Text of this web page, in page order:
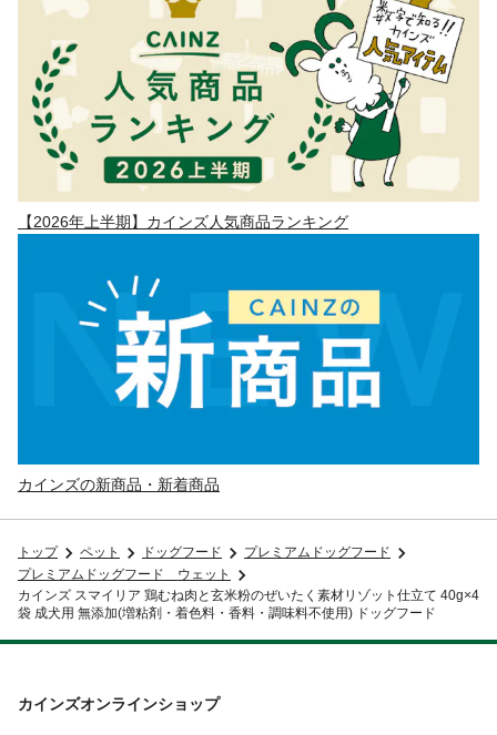
【2026年上半期】カインズ人気商品ランキング
カインズの新商品・新着商品
トップ ペット ドッグフード
プレミアムドッグフード
プレミアムドッグフード ウェット
カインズ スマイリア 鶏むね肉と玄米粉のぜいたく素材リゾット仕立て 40g×4
袋 成犬用 無添加(増粘剤・着色料・香料・調味料不使用) ドッグフード
カインズオンラインショップ